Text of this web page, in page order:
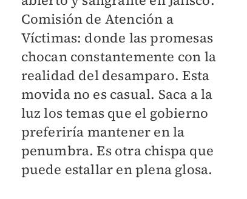
Comisión de Atención a
Víctimas: donde las promesas
chocan constantemente con la
realidad del desamparo. Esta
movida no es casual. Saca a la
luz los temas que el gobierno
preferiría mantener en la
penumbra. Es otra chispa que
puede estallar en plena glosa.